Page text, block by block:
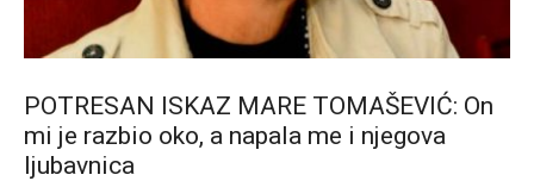
POTRESAN ISKAZ MARE TOMAŠEVIĆ: On
mi je razbio oko, a napala me i njegova
ljubavnica